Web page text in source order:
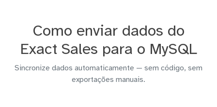
Como enviar dados do
Exact Sales para o MySQL
Sincronize dados automaticamente — sem código, sem
exportações manuais.